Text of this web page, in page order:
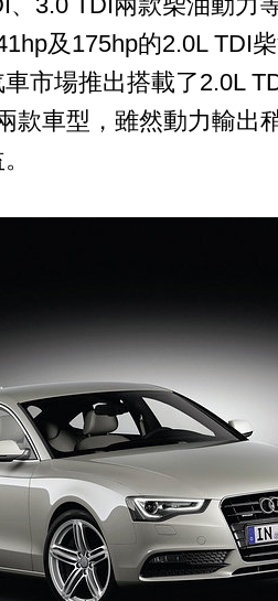
及175hp的2.0L TDI
市場推出搭載了2.0L
款車型，雖然動力輸出